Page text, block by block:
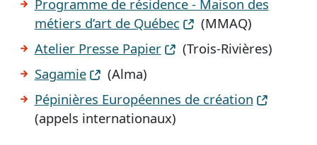
Programme de résidence - Maison des
métiers d’art de Québec
(MMAQ)
Atelier Presse Papier
(Trois-Rivières)
Sagamie
(Alma)
Pépinières Européennes de création
(appels internationaux)